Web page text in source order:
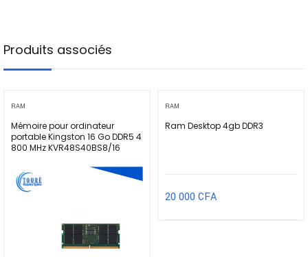
Produits associés
RAM
Mémoire pour ordinateur
portable Kingston 16 Go DDR5 4
800 MHz KVR48S40BS8/16
RAM
Ram Desktop 4gb DDR3
20 000 CFA